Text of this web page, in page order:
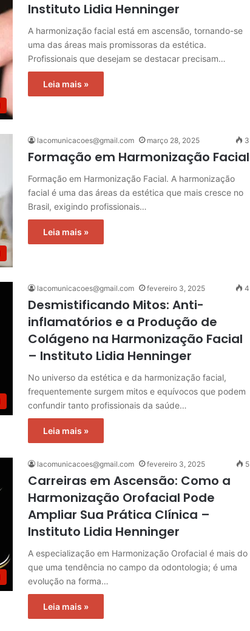
Instituto Lidia Henninger
A harmonização facial está em ascensão, tornando-se
uma das áreas mais promissoras da estética.
Profissionais que desejam se destacar precisam…
Leia mais »
lacomunicacoes@gmail.com março 28, 2025 3
Formação em Harmonização Facial
Formação em Harmonização Facial. A harmonização
facial é uma das áreas da estética que mais cresce no
Brasil, exigindo profissionais…
Leia mais »
lacomunicacoes@gmail.com fevereiro 3, 2025 4
Desmistificando Mitos: Anti-
inflamatórios e a Produção de
Colágeno na Harmonização Facial
– Instituto Lidia Henninger
No universo da estética e da harmonização facial,
frequentemente surgem mitos e equívocos que podem
confundir tanto profissionais da saúde…
Leia mais »
lacomunicacoes@gmail.com fevereiro 3, 2025 5
Carreiras em Ascensão: Como a
Harmonização Orofacial Pode
Ampliar Sua Prática Clínica –
Instituto Lidia Henninger
A especialização em Harmonização Orofacial é mais do
que uma tendência no campo da odontologia; é uma
evolução na forma…
Leia mais »